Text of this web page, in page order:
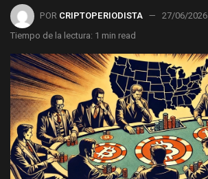
POR CRIPTOPERIODISTA
27/06/2026
Tiempo de la lectura: 1 min read